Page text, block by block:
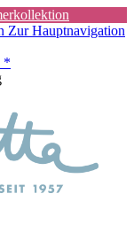
Zur Hauptnavigation
*